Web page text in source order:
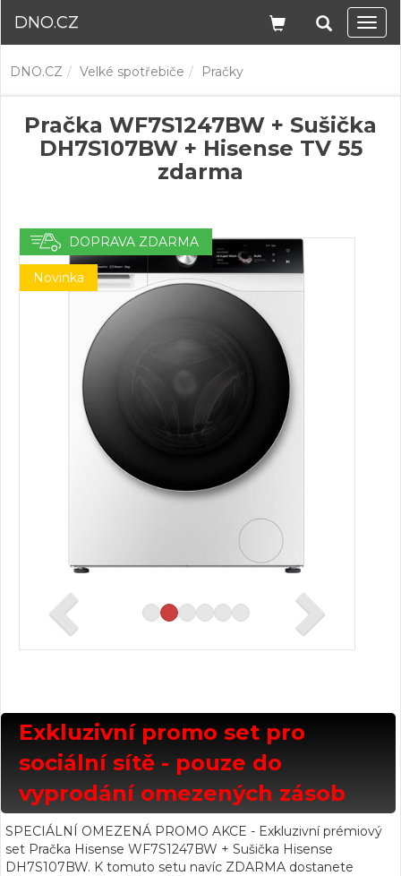
DNO.CZ
DNO.CZ Velké spotřebiče Pračky
Pračka WF7S1247BW + Sušička
DH7S107BW + Hisense TV 55
zdarma
DOPRAVA ZDARMA
Novinka
Exkluzivní promo set pro
sociální sítě - pouze do
vyprodání omezených zásob
SPECIÁLNÍ OMEZENÁ PROMO AKCE - Exkluzivní prémiový
set Pračka Hisense WF7S1247BW + Sušička Hisense
DH7S107BW. K tomuto setu navíc ZDARMA dostanete